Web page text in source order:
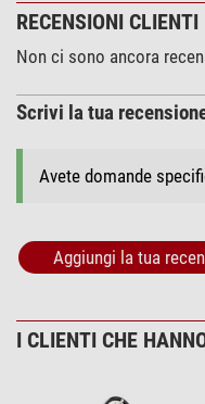
RECENSIONI CLIENTI
Non ci sono ancora
Scrivi la tua
Avete domande
Aggiungi la tua
I CLIENTI CHE